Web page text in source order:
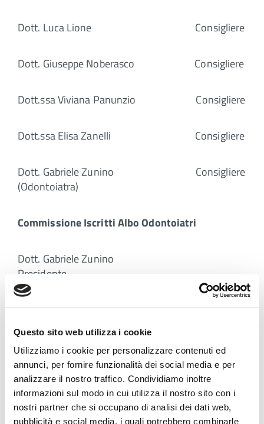
Questo sito web utilizza i cookie
Utilizziamo i cookie per personalizzare contenuti ed
annunci, per fornire funzionalità dei social media e per
analizzare il nostro traffico. Condividiamo inoltre
informazioni sul modo in cui utilizza il nostro sito con i
nostri partner che si occupano di analisi dei dati web,
pubblicità e social media, i quali potrebbero combinarle
Dott. Luca Lione Consigliere
Dott. Giuseppe Noberasco Consigliere
Dott.ssa Viviana Panunzio Consigliere
Dott.ssa Elisa Zanelli Consigliere
Dott. Gabriele Zunino Consigliere
(Odontoiatra)
Commissione Iscritti Albo Odontoiatri
Dott. Gabriele Zunino
Presidente
Dott. Marco Giargia Vice-
Dott. Alberto Barreca
Componente
Dott.ssa Raffaella Giudice